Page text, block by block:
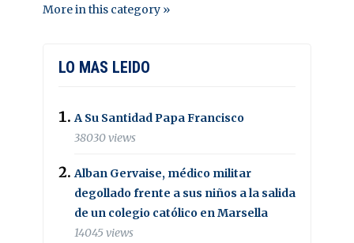
More in this category »
LO MAS LEIDO
A Su Santidad Papa Francisco
38030 views
Alban Gervaise, médico militar
degollado frente a sus niños a la salida
de un colegio católico en Marsella
14045 views